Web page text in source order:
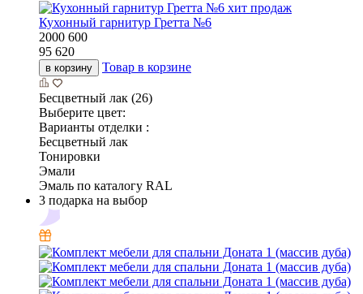
хит продаж
Кухонный гарнитур Гретта №6
2000 600
95 620
в корзину Товар в корзине
Бесцветный лак (26)
Выберите цвет:
Варианты отделки :
Бесцветный лак
Тонировки
Эмали
Эмаль по каталогу RAL
3 подарка на выбор